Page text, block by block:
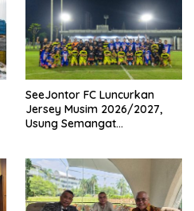
SeeJontor FC Luncurkan
Jersey Musim 2026/2027,
Usung Semangat